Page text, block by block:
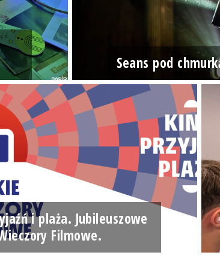
Seans pod
i plaża. Jubileuszowe
Filmowe.